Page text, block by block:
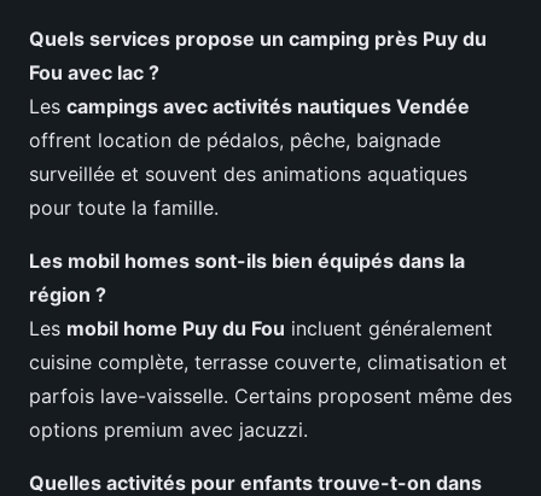
Quels services propose un camping près Puy du
Fou avec lac ?
Les campings avec activités nautiques Vendée
offrent location de pédalos, pêche, baignade
surveillée et souvent des animations aquatiques
pour toute la famille.
Les mobil homes sont-ils bien équipés dans la
région ?
Les mobil home Puy du Fou incluent généralement
cuisine complète, terrasse couverte, climatisation et
parfois lave-vaisselle. Certains proposent même des
options premium avec jacuzzi.
Quelles activités pour enfants trouve-t-on dans